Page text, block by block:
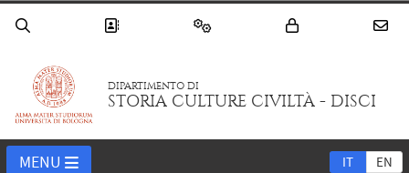
DIPARTIMENTO DI
STORIA CULTURE CIVILTÀ - DISCI
IT EN
MENU